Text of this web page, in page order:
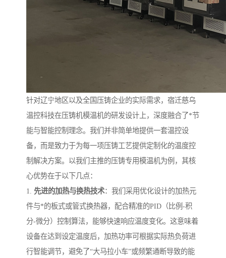
针对辽宁地区以及全国压铸企业的实际需求，宿迁慈乌
温控科技在压铸机模温机的研发设计上，深度融合了*节
能与智能控制理念。我们并非简单地提供一套温控设
备，而是致力于为每一项压铸工艺提供定制化的温度控
制解决方案。以我们主推的压铸专用模温机为例，其核
心优势在于以下几点：
1. 先进的加热与换热技术：我们采用优化设计的加热元
件与*的板式或管式换热器，配合精准的PID（比例-积
分-微分）控制算法，能够快速响应温度变化。这意味着
设备在达到设定温度后，加热功率可根据实际热负荷进
行智能调节，避免了“大马拉小车”或频繁通断导致的能